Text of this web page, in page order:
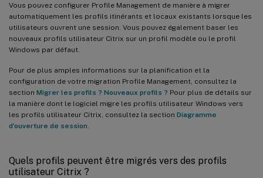
Vous pouvez configurer Profile Management de manière à migrer
automatiquement les profils itinérants et locaux existants lorsque les
utilisateurs ouvrent une session. Vous pouvez également baser les
nouveaux profils utilisateur Citrix sur un profil modèle ou le profil
Windows par défaut.
Pour de plus amples informations sur la planification et la
configuration de votre migration Profile Management, consultez la
section Migrer les profils ? Nouveaux profils ? Pour plus de détails sur
la manière dont le logiciel migre les profils utilisateur Windows vers
les profils utilisateur Citrix, consultez la section Diagramme
d’ouverture de session
Quels profils peuvent être migrés vers des profils
utilisateur Citrix ?